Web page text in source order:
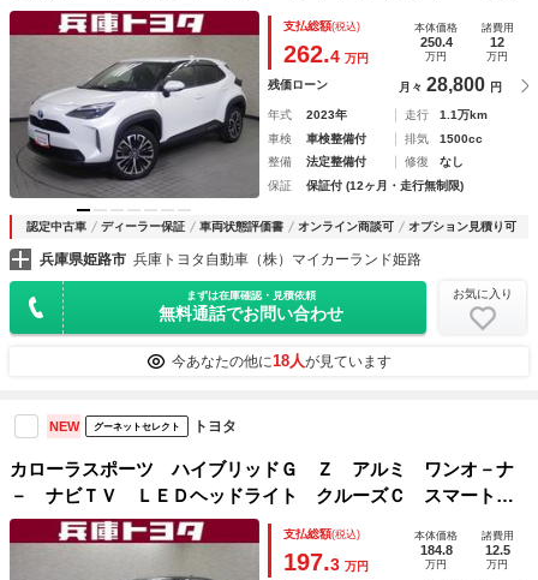
Ｄライト パワステ ドライブレコーダ オートクルーズ サ
イドエアバッグ 横滑り防止装置付き 盗難防止装置 アルミ
支払総額(税込)
262.4 万円
本体価格
250.4
万円
諸費用
12
万円
残価ローン 月々 28,800 円
年式 2023年 走行
1.1万km
車検
車検整備付 排気
1500cc
整備
法定整備付 修復
なし
保証
保証付 (12ヶ月・走行無制限)
認定中古車 ディーラー保証 車両状態評価書 オンライン商談可 オプション見積り可
兵庫県姫路市 兵庫トヨタ自動車（株）マイカーランド姫路
まずは在庫確認・見積依頼
無料通話でお問い合わせ
お気に入り
今あなたの他に18人が見ています
NEW グーネットセレクト トヨタ
カローラスポーツ ハイブリッドＧ Ｚ アルミ ワンオ－ナ
－ ナビＴＶ ＬＥＤヘッドライト クルーズＣ スマートキ
ーシステム 地デジ イモビライザー ＤＶＤ ＥＴＣ エア
バッグ ＡＡＣ デュアルエアバッグ ＡＢＳ パワーウィン
支払総額(税込)
197.3 万円
本体価格
184.8
万円
諸費用
12.5
万円